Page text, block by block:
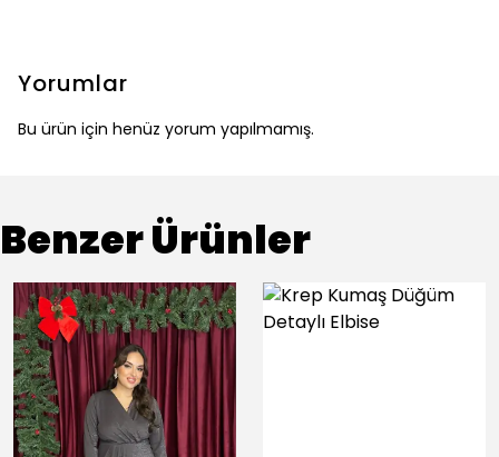
Yorumlar
Bu ürün için henüz yorum yapılmamış.
Benzer Ürünler